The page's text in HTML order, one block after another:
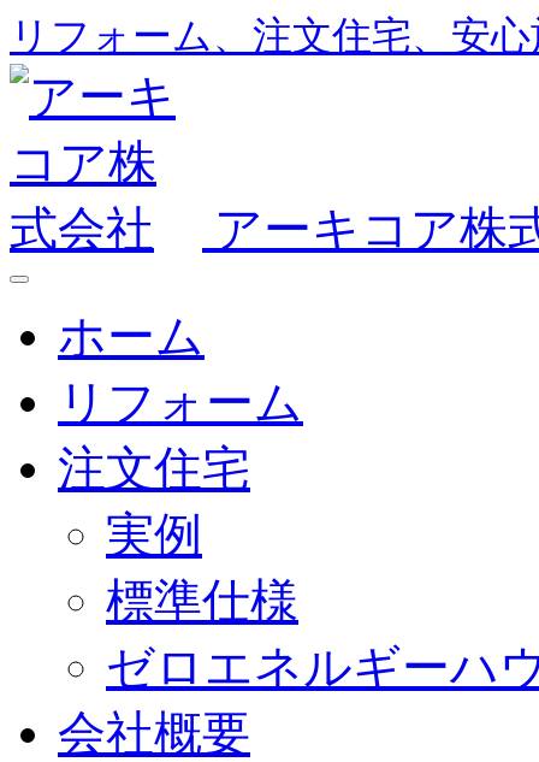
リフォーム、注文住宅、安
アーキコア株
ホーム
リフォーム
注文住宅
実例
標準仕様
ゼロエネルギーハ
会社概要